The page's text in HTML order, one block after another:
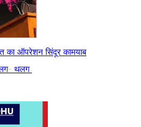
ऑपरेशन सिंदूर कामयाब
थलग